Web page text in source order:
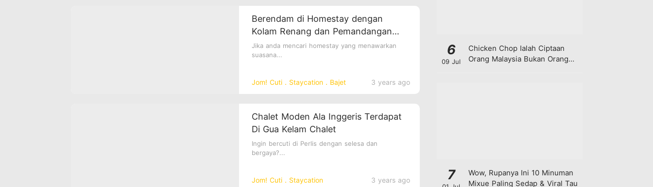
Jom! Cuti．Staycation．Bajet 3 years ago
Berendam di Homestay dengan
Kolam Renang dan Pemandangan
Sawah Padi yang Mengasyikkan
Jika anda mencari homestay yang menawarkan
suasana...
Jom! Cuti．Staycation 3 years ago
Chalet Moden Ala Inggeris Terdapat
Di Gua Kelam Chalet
Ingin bercuti di Perlis dengan selesa dan
bergaya?...
6
09 Jul
Chicken Chop Ialah Ciptaan
Orang Malaysia Bukan Orang
7
Wow, Rupanya Ini 10 Minuman
Mixue Paling Sedap & Viral Tau